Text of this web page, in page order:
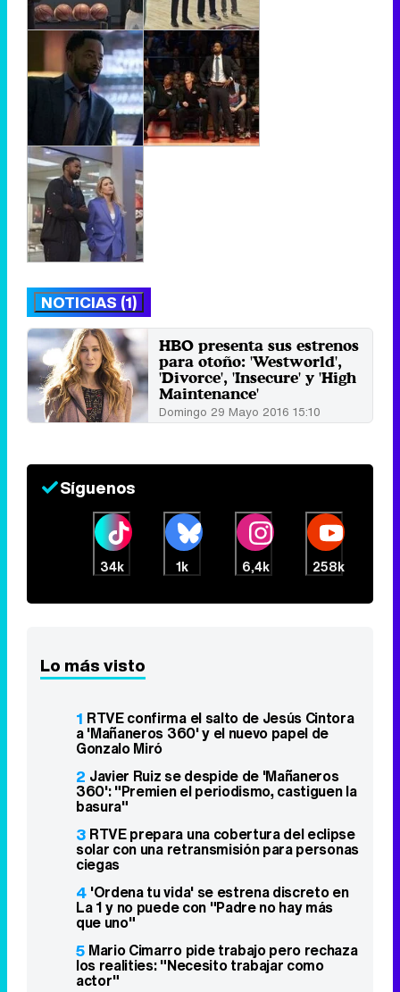
NOTICIAS (1)
HBO presenta sus estrenos
para otoño: 'Westworld',
'Divorce', 'Insecure' y 'High
Maintenance'
Domingo 29 Mayo 2016 15:10
Síguenos
34k 1k 6,4k 258k
Lo más visto
1 RTVE confirma el salto de Jesús Cintora
a 'Mañaneros 360' y el nuevo papel de
Gonzalo Miró
2 Javier Ruiz se despide de 'Mañaneros
360': "Premien el periodismo, castiguen la
basura"
3 RTVE prepara una cobertura del eclipse
solar con una retransmisión para personas
ciegas
4 'Ordena tu vida' se estrena discreto en
La 1 y no puede con "Padre no hay más
que uno"
5 Mario Cimarro pide trabajo pero rechaza
los realities: "Necesito trabajar como
actor"